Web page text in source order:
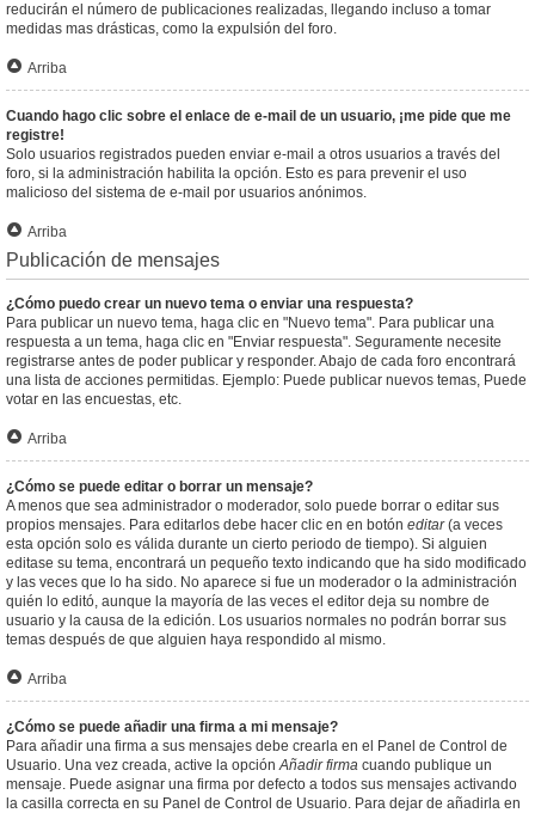
reducirán el número de publicaciones realizadas, llegando incluso a tomar
medidas mas drásticas, como la expulsión del foro.
Arriba
Cuando hago clic sobre el enlace de e-mail de un usuario, ¡me pide que me
registre!
Solo usuarios registrados pueden enviar e-mail a otros usuarios a través del
foro, si la administración habilita la opción. Esto es para prevenir el uso
malicioso del sistema de e-mail por usuarios anónimos.
Arriba
Publicación de mensajes
¿Cómo puedo crear un nuevo tema o enviar una respuesta?
Para publicar un nuevo tema, haga clic en "Nuevo tema". Para publicar una
respuesta a un tema, haga clic en "Enviar respuesta". Seguramente necesite
registrarse antes de poder publicar y responder. Abajo de cada foro encontrará
una lista de acciones permitidas. Ejemplo: Puede publicar nuevos temas, Puede
votar en las encuestas, etc.
Arriba
¿Cómo se puede editar o borrar un mensaje?
A menos que sea administrador o moderador, solo puede borrar o editar sus
propios mensajes. Para editarlos debe hacer clic en en botón editar(a veces
esta opción solo es válida durante un cierto periodo de tiempo). Si alguien
editase su tema, encontrará un pequeño texto indicando que ha sido modificado
y las veces que lo ha sido. No aparece si fue un moderador o la administración
quién lo editó, aunque la mayoría de las veces el editor deja su nombre de
usuario y la causa de la edición. Los usuarios normales no podrán borrar sus
temas después de que alguien haya respondido al mismo.
Arriba
¿Cómo se puede añadir una firma a mi mensaje?
Para añadir una firma a sus mensajes debe crearla en el Panel de Control de
Usuario. Una vez creada, active la opciónAñadir firma cuando publique un
mensaje. Puede asignar una firma por defecto a todos sus mensajes activando
la casilla correcta en su Panel de Control de Usuario. Para dejar de añadirla en